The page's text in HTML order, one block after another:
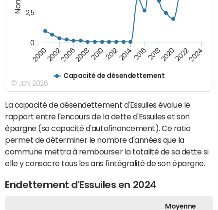
Capacité de désendettement
20002002200620082010 2012201420162018202020222024
0
2,5
© JDN 2026
La capacité de désendettement d'Essuiles évalue le
rapport entre l'encours de la dette d'Essuiles et son
épargne (sa capacité d'autofinancement). Ce ratio
permet de déterminer le nombre d'années que la
commune mettra à rembourser la totalité de sa dette si
elle y consacre tous les ans l'intégralité de son épargne.
Endettement d'Essuiles en 2024
Moyenne